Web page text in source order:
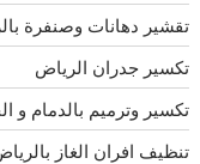
تقشير دهانات وصنفرة
تكسير جدران الرياض
تكسير وترميم بالدمام و
تنظيف افران الغاز